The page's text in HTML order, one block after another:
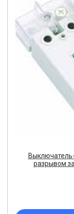
разрывом